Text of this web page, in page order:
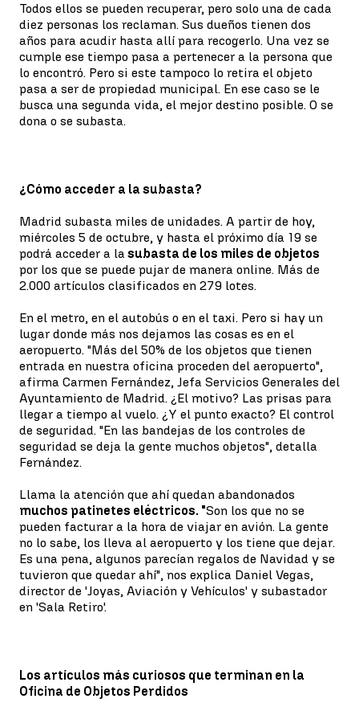
Todos ellos se pueden recuperar, pero solo una de cada
diez personas los reclaman. Sus dueños tienen dos
años para acudir hasta allí para recogerlo. Una vez se
cumple ese tiempo pasa a pertenecer a la persona que
lo encontró. Pero si este tampoco lo retira el objeto
pasa a ser de propiedad municipal. En ese caso se le
busca una segunda vida, el mejor destino posible. O se
dona o se subasta.
¿Cómo acceder a la subasta?
Madrid subasta miles de unidades. A partir de hoy,
miércoles 5 de octubre, y hasta el próximo día 19 se
podrá acceder a la subasta de los miles de objetos
por los que se puede pujar de manera online. Más de
2.000 artículos clasificados en 279 lotes.
En el metro, en el autobús o en el taxi. Pero si hay un
lugar donde más nos dejamos las cosas es en el
aeropuerto. "Más del 50% de los objetos que tienen
entrada en nuestra oficina proceden del aeropuerto",
afirma Carmen Fernández, Jefa Servicios Generales del
Ayuntamiento de Madrid. ¿El motivo? Las prisas para
llegar a tiempo al vuelo. ¿Y el punto exacto? El control
de seguridad. "En las bandejas de los controles de
seguridad se deja la gente muchos objetos", detalla
Fernández.
Llama la atención que ahí quedan abandonados
muchos patinetes eléctricos. "Son los que no se
pueden facturar a la hora de viajar en avión. La gente
no lo sabe, los lleva al aeropuerto y los tiene que dejar.
Es una pena, algunos parecían regalos de Navidad y se
tuvieron que quedar ahí", nos explica Daniel Vegas,
director de 'Joyas, Aviación y Vehículos' y subastador
en 'Sala Retiro'.
Los artículos más curiosos que terminan en la
Oficina de Objetos Perdidos